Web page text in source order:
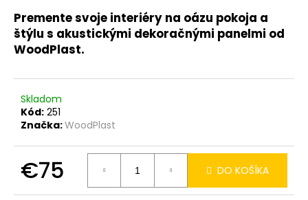
Premente svoje interiéry na oázu pokoja a
štýlu s akustickými dekoračnými panelmi od
WoodPlast.
Skladom
Kód: 251
Značka:WoodPlast
€75 DO KOŠÍKA